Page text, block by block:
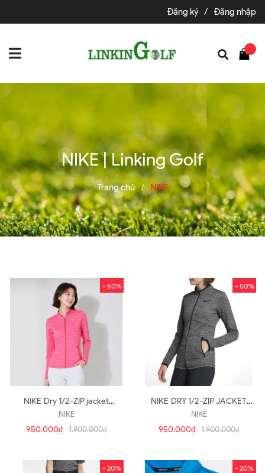
Đăng ký / Đăng nhập
NIKE | Linking Golf
Trang chủ / NIKE
- 50%
NIKE Dry 1/2-ZIP jacket
884968-666(A195)
NIKE
950.000₫ 1.900.000₫
- 50%
NIKE DRY 1/2-ZIP JACKET
884968-010(A194)
NIKE
950.000₫ 1.900.000₫
- 20% - 20%